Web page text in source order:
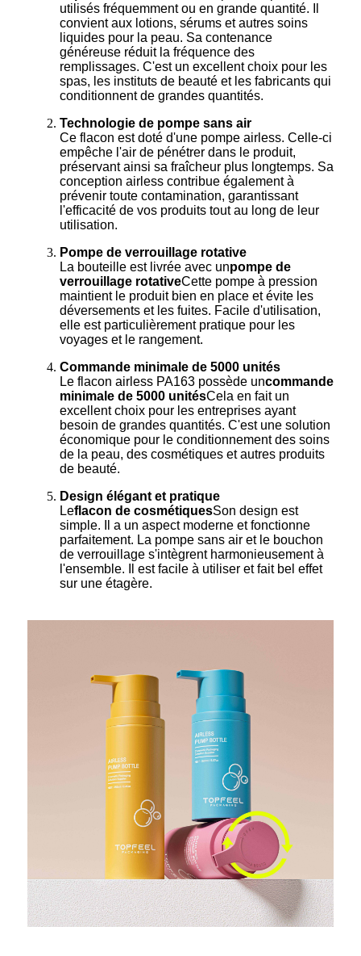
utilisés fréquemment ou en grande quantité. Il
convient aux lotions, sérums et autres soins
liquides pour la peau. Sa contenance
généreuse réduit la fréquence des
remplissages. C'est un excellent choix pour les
spas, les instituts de beauté et les fabricants qui
conditionnent de grandes quantités.
Technologie de pompe sans air
Ce flacon est doté d'une pompe airless. Celle-ci
empêche l'air de pénétrer dans le produit,
préservant ainsi sa fraîcheur plus longtemps. Sa
conception airless contribue également à
prévenir toute contamination, garantissant
l'efficacité de vos produits tout au long de leur
utilisation.
Pompe de verrouillage rotative
La bouteille est livrée avec unpompe de
verrouillage rotativeCette pompe à pression
maintient le produit bien en place et évite les
déversements et les fuites. Facile d'utilisation,
elle est particulièrement pratique pour les
voyages et le rangement.
Commande minimale de 5000 unités
Le flacon airless PA163 possède uncommande
minimale de 5000 unitésCela en fait un
excellent choix pour les entreprises ayant
besoin de grandes quantités. C'est une solution
économique pour le conditionnement des soins
de la peau, des cosmétiques et autres produits
de beauté.
Design élégant et pratique
Leflacon de cosmétiquesSon design est
simple. Il a un aspect moderne et fonctionne
parfaitement. La pompe sans air et le bouchon
de verrouillage s'intègrent harmonieusement à
l'ensemble. Il est facile à utiliser et fait bel effet
sur une étagère.